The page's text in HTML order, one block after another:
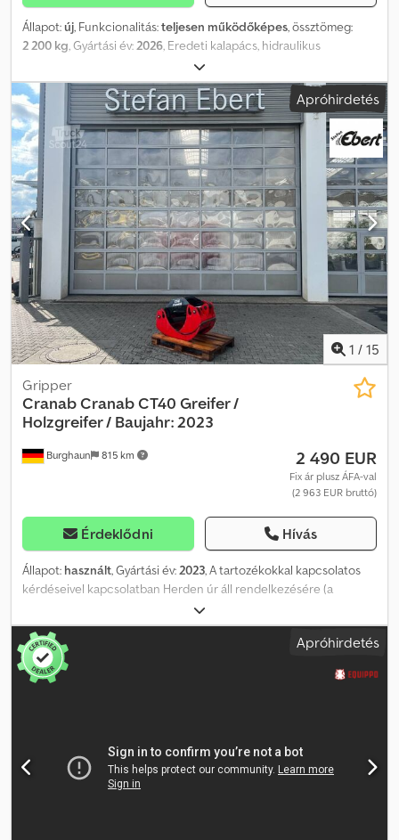
Állapot:új, Funkcionalitás:teljesen működőképes, össztömeg:
2 200 kg , Gyártási év: 2026 , Eredeti kalapács, hidraulikus
bontókalapács. 22–33 tonnás kotrógépekhez. Codpfxezltctj
Ahqjrf
Apróhirdetés
1 / 15
Burghaun 815 km
Gripper
CranabCranab CT40 Greifer /
Holzgreifer / Baujahr: 2023
2 490 EUR
Fix ár plusz ÁFA-val
(2 963 EUR bruttó)
Érdeklődni Hívás
Állapot: használt, Gyártási év:2023, A tartozékokkal kapcsolatos
kérdéseivel kapcsolatban Herden úr áll rendelkezésére (a
telefonszáma: ). Cranab CT40 markolókar / faemelő / gyártási év:
2023 / nagyon jó állapotban / raktáron, azonnal elérhető Ár:
2.490,00 € nettó / 2.963,10 € bruttó Maximális üzemi nyomás: 25
MPa Súly: 250 kg Méretek: Felület – a csúcsok közötti távolság:
0,40 m² Maximális markolási szélesség: 1978 mm Minimális
markolási szélesség: 16,2 kN Minimális markolási szélesség: 18,2 kN
Maximális terhelés: 4000 kg Raktárunkban nagyon széles
választék található különböző tartozékokból, melyek azonnal
Apróhirdetés